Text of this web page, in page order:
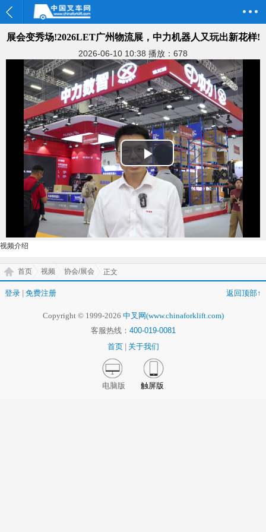
展会变秀场!2026LET广州物流展，中力机器人又玩出新花样!
2026-06-10 10:38 播放：678
Play
Video
视频介绍
首页 视频 协会/展会 正文
登录 免费注册 返回顶部↑
Copyright © 1999-2026 中叉网(www.chinaforklift.com)
客服热线： 400-019-0081
首页
关于我们
电脑版 触屏版